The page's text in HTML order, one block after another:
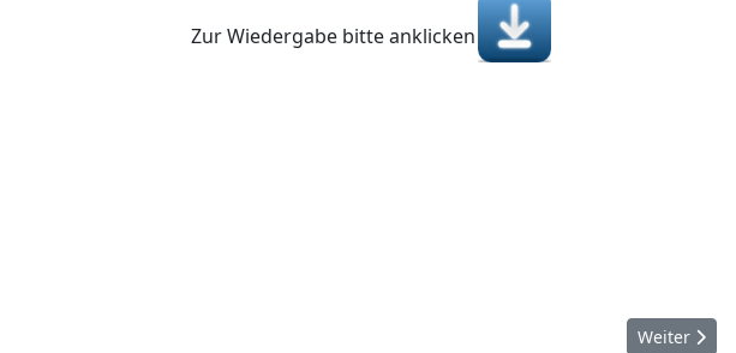
Zur Wiedergabe bitte anklicken
Nächster
Weiter